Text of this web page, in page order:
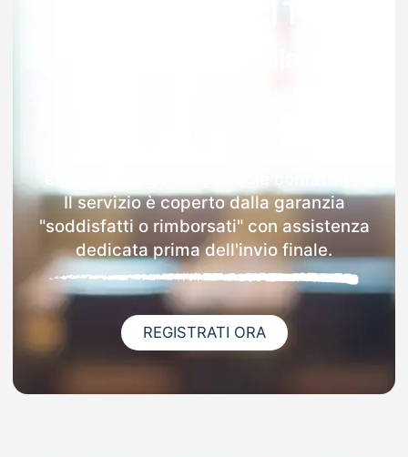
Il servizio è coperto dalla garanzia
"soddisfatti o rimborsati" con assistenza
dedicata prima dell'invio finale.
REGISTRATI ORA